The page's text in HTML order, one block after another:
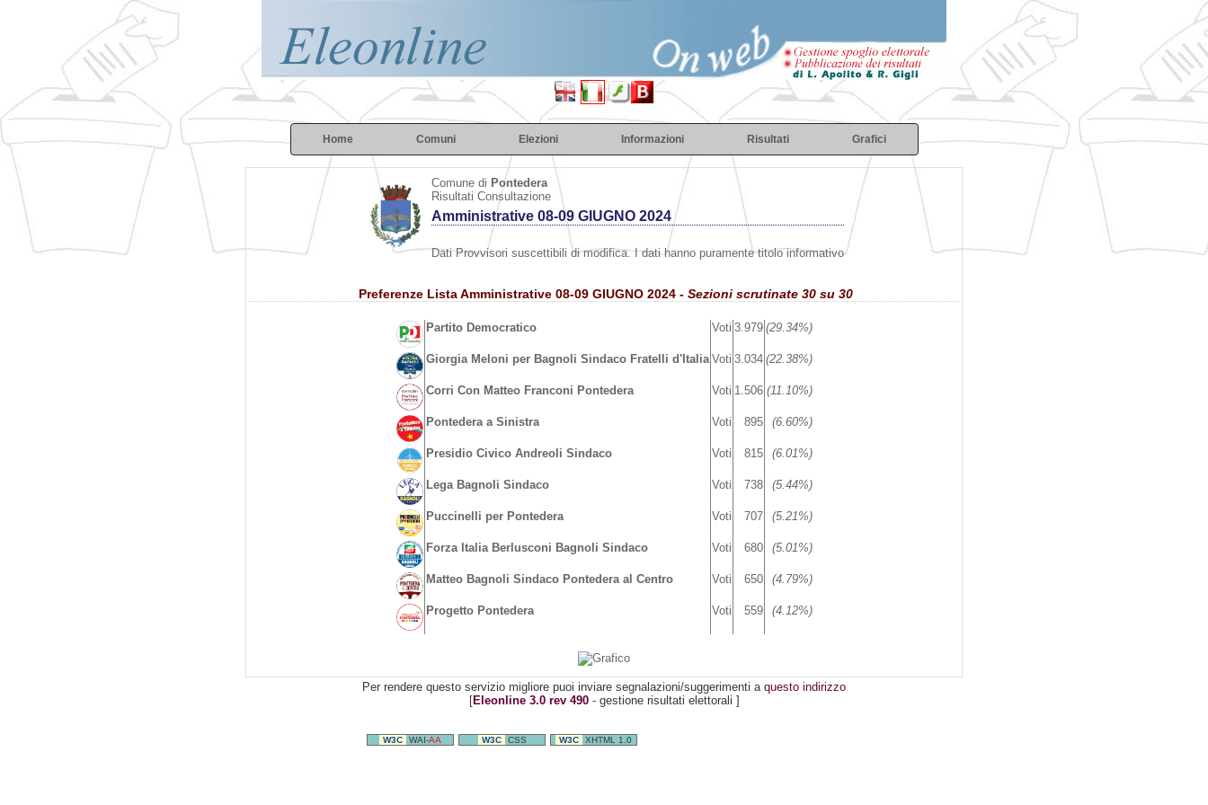
Home Comuni Elezioni Informazioni Risultati Grafici
Comune di Pontedera
Risultati Consultazione
Amministrative 08-09 GIUGNO 2024
Dati Provvisori suscettibili di modifica. I dati hanno puramente titolo informativo
Preferenze Lista Amministrative 08-09 GIUGNO 2024 - Sezioni scrutinate 30 su 30
Partito Democratico Voti 3.979 (29.34%)
Giorgia Meloni per Bagnoli Sindaco Fratelli d'Italia Voti 3.034 (22.38%)
Corri Con Matteo Franconi Pontedera Voti 1.506 (11.10%)
Pontedera a Sinistra Voti 895 (6.60%)
Presidio Civico Andreoli Sindaco Voti 815 (6.01%)
Lega Bagnoli Sindaco Voti 738 (5.44%)
Puccinelli per Pontedera Voti 707 (5.21%)
Forza Italia Berlusconi Bagnoli Sindaco Voti 680 (5.01%)
Matteo Bagnoli Sindaco Pontedera al Centro Voti 650 (4.79%)
Progetto Pontedera Voti 559 (4.12%)
Per rendere questo servizio migliore puoi inviare segnalazioni/suggerimenti a questo indirizzo
[Eleonline 3.0 rev 490- gestione risultati elettorali ]
W3C WAI-AA W3C CSS W3C XHTML 1.0